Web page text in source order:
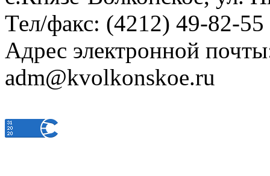
Тел/факс: (4212) 49-82-55
Адрес электронной
adm@kvolkonskoe.ru